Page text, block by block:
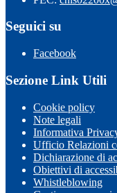
Seguici su
Facebook
Sezione Link Utili
Cookie policy
Note legali
Informativa
Ufficio Relazioni
Dichiarazione di
Obiettivi di
Whistleblowing